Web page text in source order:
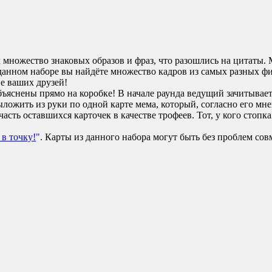
знаковых образов и фраз, что разошлись на
наборе вы найдёте множество кадров из самых разных
ваших друзей!
прямо на коробке! В начале раунда ведущий
из руки по одной карте мема, который, согласно его
оставшихся карточек в качестве трофеев. Тот, у кого
точку!". Карты из данного набора могут быть без проблем